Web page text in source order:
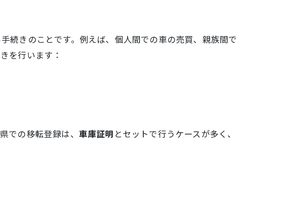
続きのことです。例えば、個人間での車の売買、親族間で
を行います：
での移転登録は、 車庫証明 とセットで行うケースが多く、